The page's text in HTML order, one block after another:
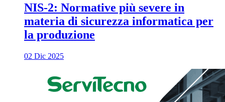
NIS-2: Normative più severe in
materia di sicurezza informatica per
la produzione
02 Dic 2025